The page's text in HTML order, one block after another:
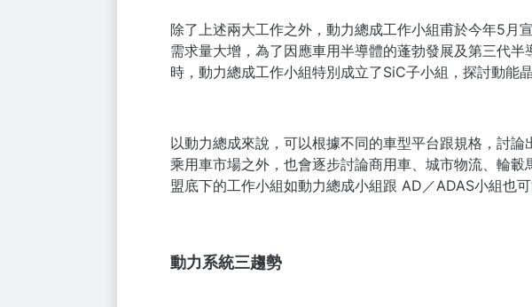
除了上述兩大工作之外，動力總成工作小組甫於今年5月
需求量大增，為了因應車用半導體的蓬勃發展及第三代
時，動力總成工作小組特別成立了SiC子小組，探討動能
以動力總成來說，可以根據不同的車型平台跟規格，討
乘用車市場之外，也會逐步討論商用車、城市物流、輪
盟底下的工作小組如動力總成小組跟 AD／ADAS小組也
動力系統三趨勢